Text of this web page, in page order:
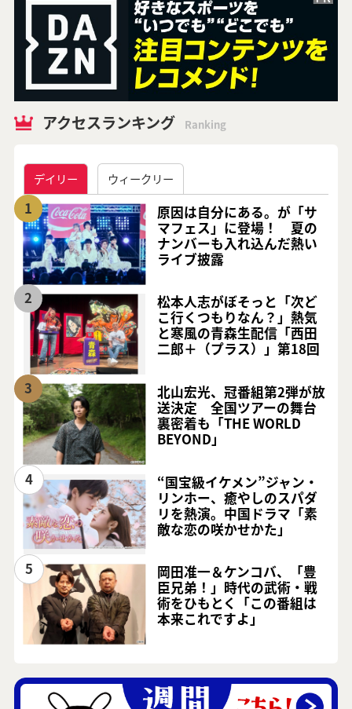
アクセスランキング Ranking
デイリー ウィークリー
1
原因は自分にある。が「サ
マフェス」に登場！ 夏の
ナンバーも入れ込んだ熱い
ライブ披露
2
松本人志がぼそっと「次ど
こ行くつもりなん？」熱気
と寒風の青森生配信「西田
二郎＋（プラス）」第18回
3
北山宏光、冠番組第2弾が放
送決定 全国ツアーの舞台
裏密着も「THE WORLD
BEYOND」
4
“国宝級イケメン”ジャン・
リンホー、癒やしのスパダ
リを熱演。中国ドラマ「素
敵な恋の咲かせかた」
5
岡田准一＆ケンコバ、「豊
臣兄弟！」時代の武術・戦
術をひもとく「この番組は
本来これですよ」